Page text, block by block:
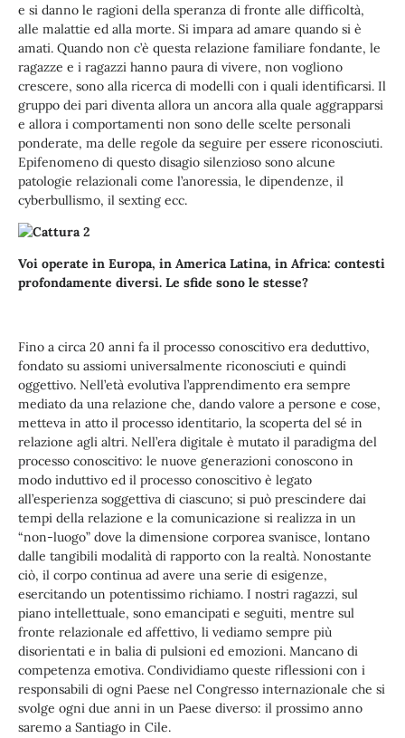
e si danno le ragioni della speranza di fronte alle difficoltà,
alle malattie ed alla morte. Si impara ad amare quando si è
amati. Quando non c’è questa relazione familiare fondante, le
ragazze e i ragazzi hanno paura di vivere, non vogliono
crescere, sono alla ricerca di modelli con i quali identificarsi. Il
gruppo dei pari diventa allora un ancora alla quale aggrapparsi
e allora i comportamenti non sono delle scelte personali
ponderate, ma delle regole da seguire per essere riconosciuti.
Epifenomeno di questo disagio silenzioso sono alcune
patologie relazionali come l’anoressia, le dipendenze, il
cyberbullismo, il sexting ecc.
Voi operate in Europa, in America Latina, in Africa: contesti
profondamente diversi. Le sfide sono le stesse?
Fino a circa 20 anni fa il processo conoscitivo era deduttivo,
fondato su assiomi universalmente riconosciuti e quindi
oggettivo. Nell’età evolutiva l’apprendimento era sempre
mediato da una relazione che, dando valore a persone e cose,
metteva in atto il processo identitario, la scoperta del sé in
relazione agli altri. Nell’era digitale è mutato il paradigma del
processo conoscitivo: le nuove generazioni conoscono in
modo induttivo ed il processo conoscitivo è legato
all’esperienza soggettiva di ciascuno; si può prescindere dai
tempi della relazione e la comunicazione si realizza in un
“non-luogo” dove la dimensione corporea svanisce, lontano
dalle tangibili modalità di rapporto con la realtà. Nonostante
ciò, il corpo continua ad avere una serie di esigenze,
esercitando un potentissimo richiamo. I nostri ragazzi, sul
piano intellettuale, sono emancipati e seguiti, mentre sul
fronte relazionale ed affettivo, li vediamo sempre più
disorientati e in balia di pulsioni ed emozioni. Mancano di
competenza emotiva. Condividiamo queste riflessioni con i
responsabili di ogni Paese nel Congresso internazionale che si
svolge ogni due anni in un Paese diverso: il prossimo anno
saremo a Santiago in Cile.